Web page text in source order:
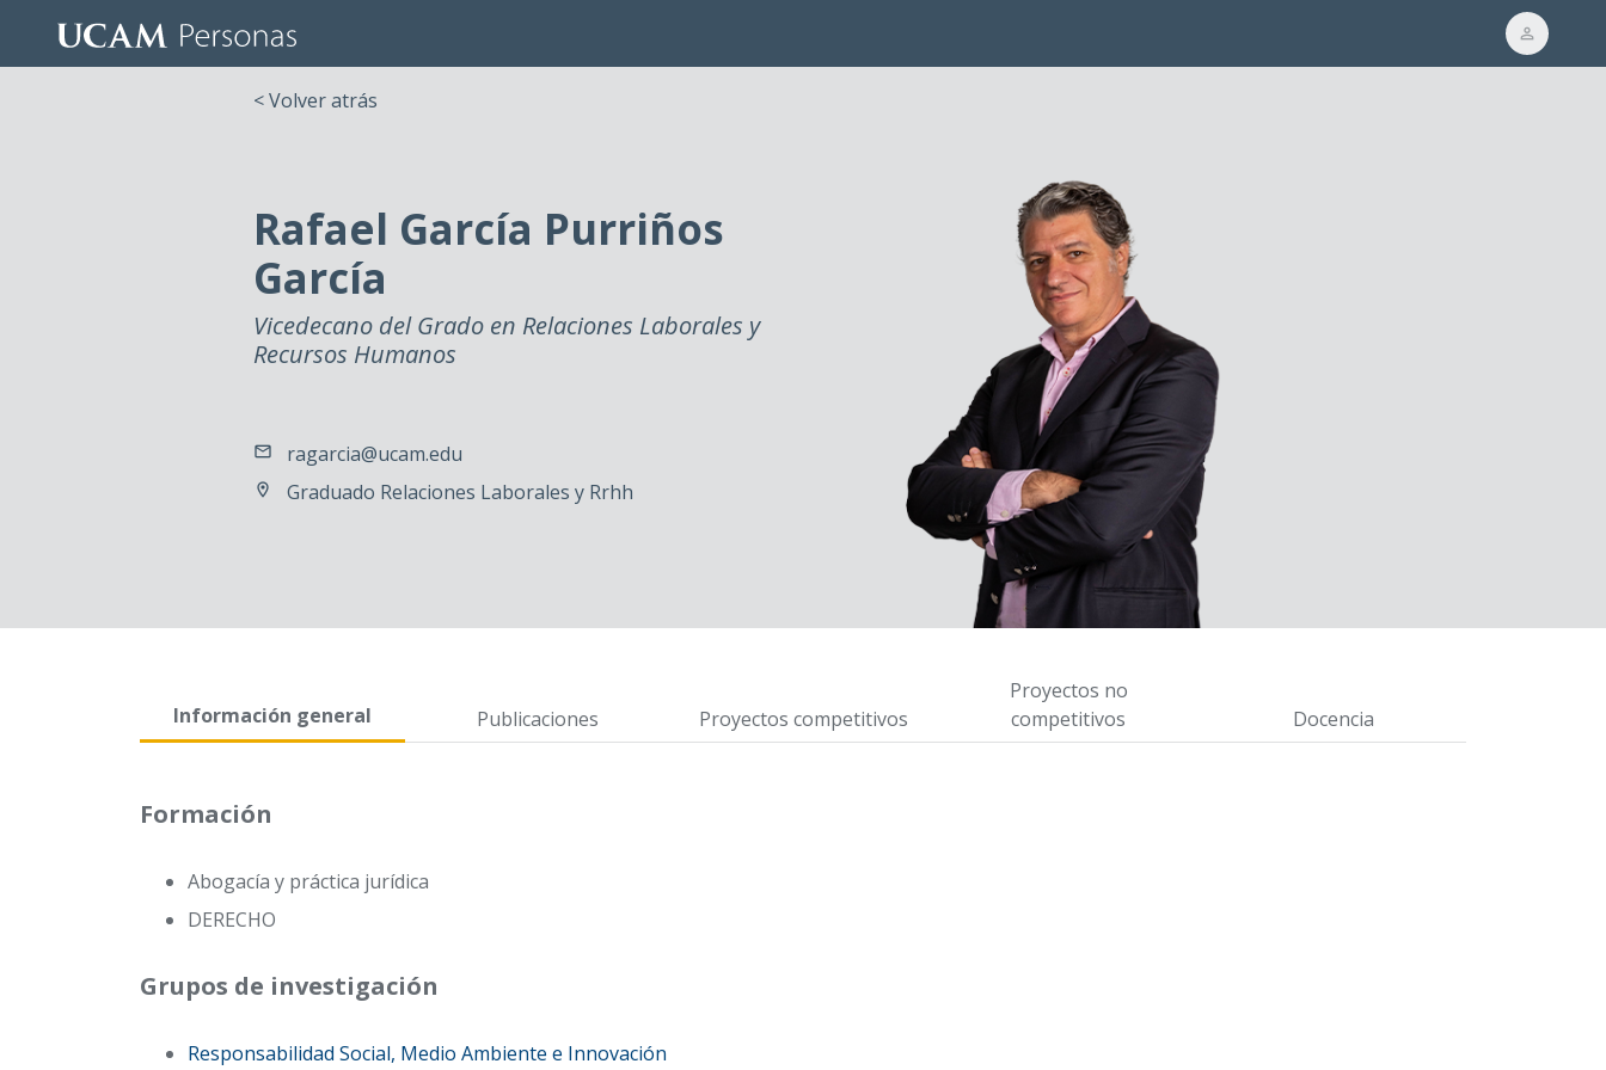
< Volver atrás
Rafael García Purriños
García
Vicedecano del Grado en Relaciones Laborales y
Recursos Humanos
ragarcia@ucam.edu
Graduado Relaciones Laborales y Rrhh
Información general Publicaciones Proyectos competitivos
Proyectos no
competitivos
Docencia
Formación
Abogacía y práctica jurídica
DERECHO
Grupos de investigación
Responsabilidad Social, Medio Ambiente e Innovación